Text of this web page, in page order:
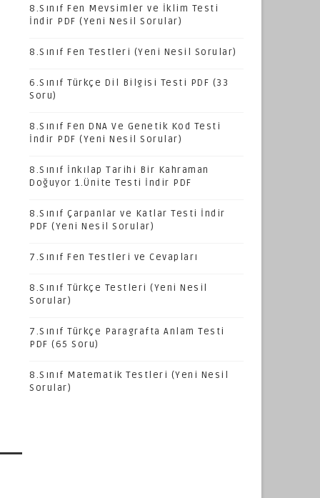
8.Sınıf Fen Mevsimler ve İklim Testi
İndir PDF (Yeni Nesil Sorular)
8.Sınıf Fen Testleri (Yeni Nesil Sorular)
6.Sınıf Türkçe Dil Bilgisi Testi PDF (33
Soru)
8.Sınıf Fen DNA Ve Genetik Kod Testi
İndir PDF (Yeni Nesil Sorular)
8.Sınıf İnkılap Tarihi Bir Kahraman
Doğuyor 1.Ünite Testi İndir PDF
8.Sınıf Çarpanlar ve Katlar Testi İndir
PDF (Yeni Nesil Sorular)
7.Sınıf Fen Testleri ve Cevapları
8.Sınıf Türkçe Testleri (Yeni Nesil
Sorular)
7.Sınıf Türkçe Paragrafta Anlam Testi
PDF (65 Soru)
8.Sınıf Matematik Testleri (Yeni Nesil
Sorular)